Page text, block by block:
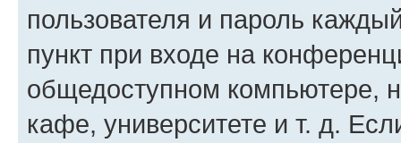
пользователя и пароль
пункт при входе на
общедоступном компьютере,
кафе, университете и т. д.